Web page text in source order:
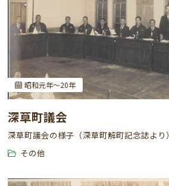
昭和元年～20年
深草町議会
深草町議会の様子（深草町解町記念誌より）
その他